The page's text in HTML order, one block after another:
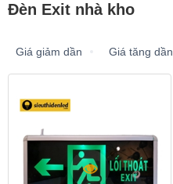
Đèn Exit nhà kho
Giá giảm dần Giá tăng dần